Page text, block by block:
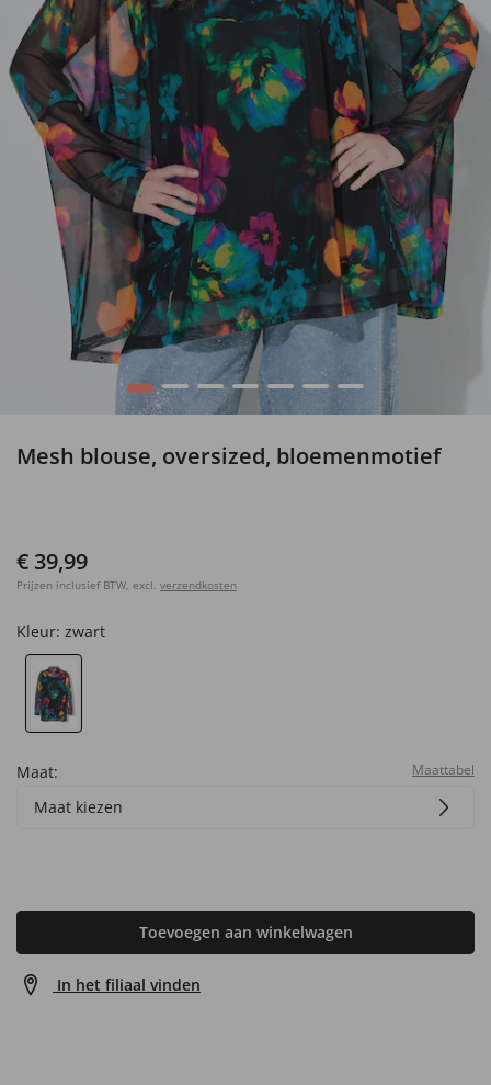
1 2 3 4 5 6 7
Mesh blouse, oversized, bloemenmotief
€ 39,99
Prijzen inclusief BTW, excl. verzendkosten
Kleur: zwart
Maat: Maattabel
Maat kiezen
Toevoegen aan winkelwagen
In het filiaal vinden